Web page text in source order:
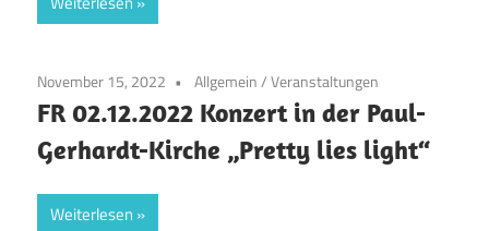
November 15, 2022 Allgemein/Veranstaltungen
FR 02.12.2022 Konzert in der Paul-
Gerhardt-Kirche „Pretty lies light“
Weiterlesen